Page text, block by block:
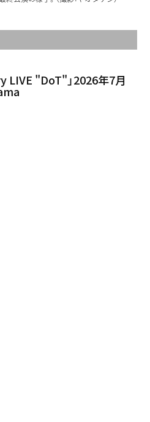
LIVE "DoT"」2026年7月